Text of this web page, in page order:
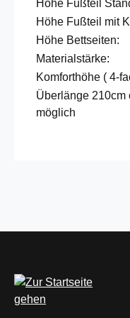
Höhe Fußteil
Höhe Fußteil mit
Höhe Bettseiten:
Materialstärke:
Komforthöhe ( 4-
Überlänge 210cm
möglich